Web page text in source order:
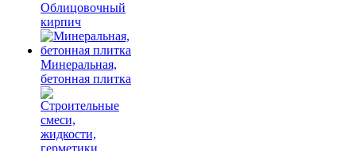
Облицовочный
кирпич
Минеральная,
бетонная плитка